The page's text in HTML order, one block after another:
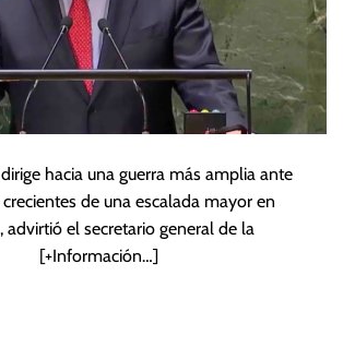
hacia una guerra más amplia ante
de una escalada mayor en
advirtió el secretario general de la
[+Información…]